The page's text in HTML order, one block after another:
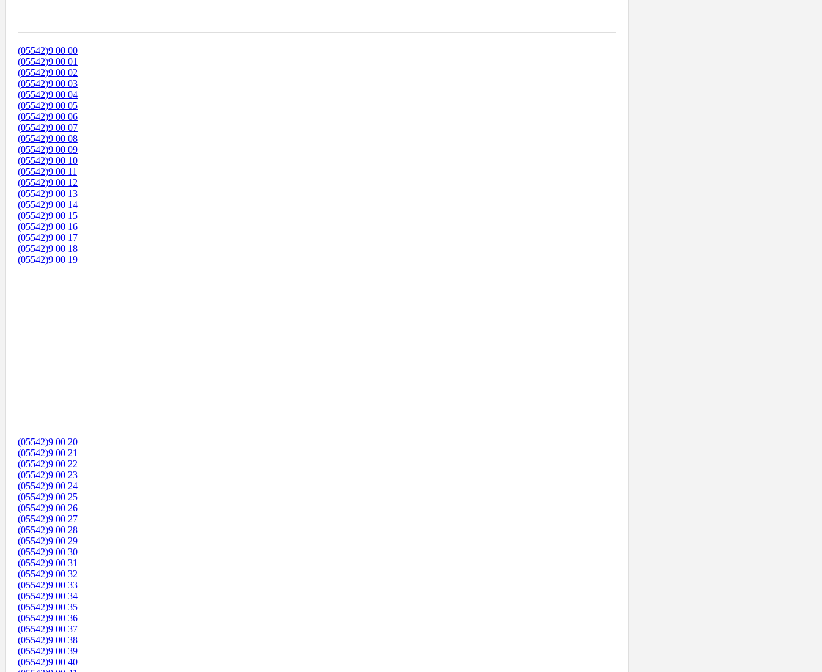
(05542)9 00 00
(05542)9 00 01
(05542)9 00 02
(05542)9 00 03
(05542)9 00 04
(05542)9 00 05
(05542)9 00 06
(05542)9 00 07
(05542)9 00 08
(05542)9 00 09
(05542)9 00 10
(05542)9 00 11
(05542)9 00 12
(05542)9 00 13
(05542)9 00 14
(05542)9 00 15
(05542)9 00 16
(05542)9 00 17
(05542)9 00 18
(05542)9 00 19
(05542)9 00 20
(05542)9 00 21
(05542)9 00 22
(05542)9 00 23
(05542)9 00 24
(05542)9 00 25
(05542)9 00 26
(05542)9 00 27
(05542)9 00 28
(05542)9 00 29
(05542)9 00 30
(05542)9 00 31
(05542)9 00 32
(05542)9 00 33
(05542)9 00 34
(05542)9 00 35
(05542)9 00 36
(05542)9 00 37
(05542)9 00 38
(05542)9 00 39
(05542)9 00 40